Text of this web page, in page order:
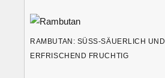
RAMBUTAN: SÜSS-SÄUERLICH UND E
RFRISCHEND FRUCHTIG